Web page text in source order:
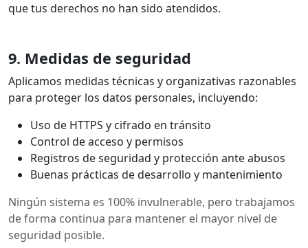
que tus derechos no han sido atendidos.
9. Medidas de seguridad
Aplicamos medidas técnicas y organizativas razonables
para proteger los datos personales, incluyendo:
Uso de HTTPS y cifrado en tránsito
Control de acceso y permisos
Registros de seguridad y protección ante abusos
Buenas prácticas de desarrollo y mantenimiento
Ningún sistema es 100% invulnerable, pero trabajamos
de forma continua para mantener el mayor nivel de
seguridad posible.